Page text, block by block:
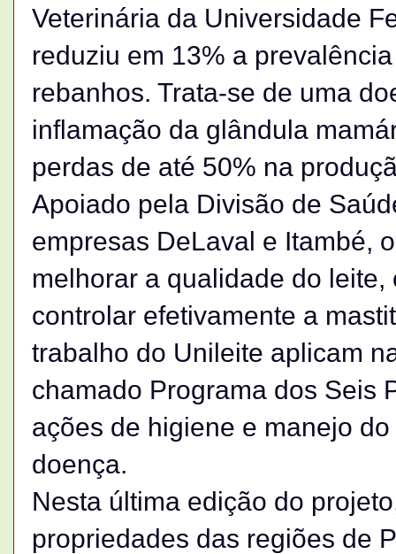
Veterinária da Universidade
reduziu em 13% a
rebanhos. Trata-se de uma
inflamação da glândula
perdas de até 50% na
Apoiado pela Divisão de
empresas DeLaval e Itambé,
melhorar a qualidade do
controlar efetivamente a
trabalho do Unileite aplicam
chamado Programa dos Seis
ações de higiene e manejo
doença.
Nesta última edição do
propriedades das regiões de